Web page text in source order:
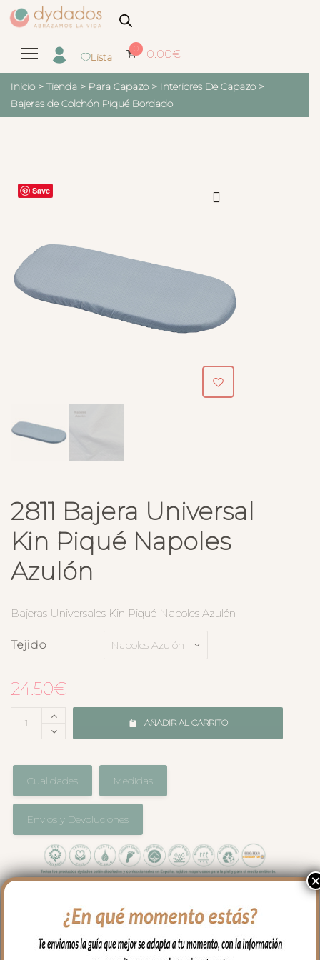
Lista
0 0.00€
Inicio > Tienda > Para Capazo > Interiores De Capazo >
Bajeras de Colchón Piqué Bordado
Save
2811 Bajera Universal
Kin Piqué Napoles
Azulón
Bajeras Universales Kin Piqué Napoles Azulón
Tejido
24.50€
AÑADIR AL CARRITO
Cualidades Medidas
Envíos y Devoluciones
Para proteger el colchón de tu capazo o
darle un toque especial, las bajeras
universales para colchón en piqué es el
×